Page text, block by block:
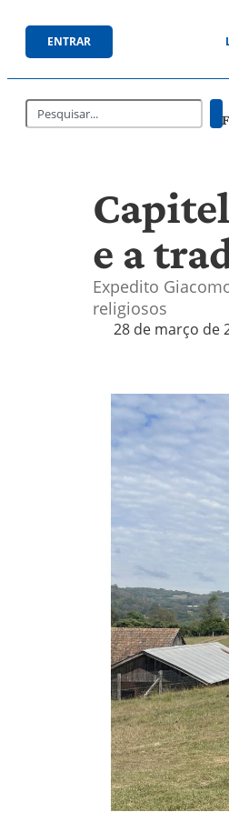
ENTRAR
e a
Expedito
religiosos
28 de março de